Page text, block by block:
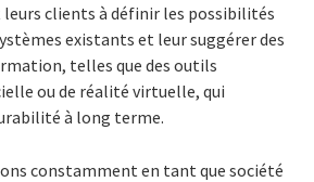
clients à définir les possibilités
existants et leur suggérer des
telles que des outils
ou de réalité virtuelle, qui
à long terme.
constamment en tant que société